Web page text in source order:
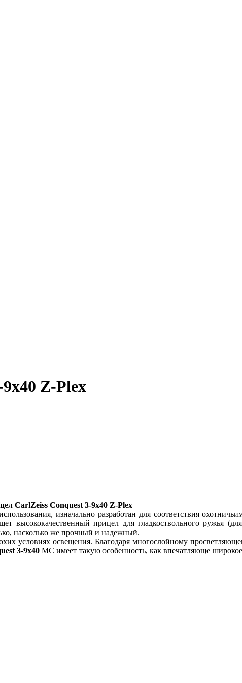
Z-Plex
CarlZeiss Conquest 3-9x40 Z-Plex
изначально разработан для соответствия
прицел для гладкоствольного ружья
насколько же прочный и надежный.
условиях освещения. Благодаря многослойному
3-9х40MC имеет такую особенность, как впечатляюще